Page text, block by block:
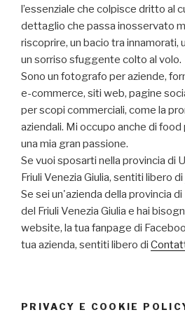
l’essenziale che colpisce dritto al
dettaglio che passa inosservato
riscoprire, un bacio tra innamorati,
un sorriso sfuggente colto al volo.
Sono un fotografo per aziende,
e-commerce, siti web, pagine
per scopi commerciali, come la
aziendali. Mi occupo anche di
una mia gran passione.
Se vuoi sposarti nella provincia di
Friuli Venezia Giulia, sentiti libero di
Se sei un'azienda della provincia di
del Friuli Venezia Giulia e hai
website, la tua fanpage di
tua azienda, sentiti libero di
PRIVACY E COOKIE